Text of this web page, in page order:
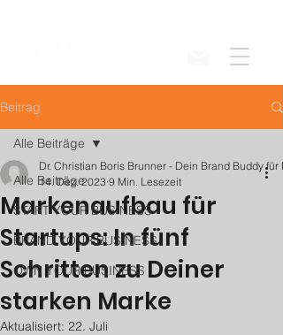
Beitrag
Alle Beiträge
START YOUR BUSINESS
BRAND YOUR BUSINESS
OWN YOUR BUSINESS
Alle Beiträge
Markenaufbau für
Startups: In fünf
Schritten zu Deiner
starken Marke
Dr. Christian Boris Brunner - Dein Brand Buddy für
14. Dez. 2023 9 Min. Lesezeit
Aktualisiert: 22. Juli